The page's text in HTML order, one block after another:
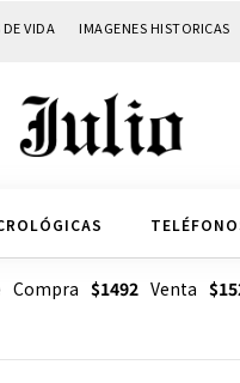
VIDA IMAGENES HISTORICAS
Compra $1492Venta